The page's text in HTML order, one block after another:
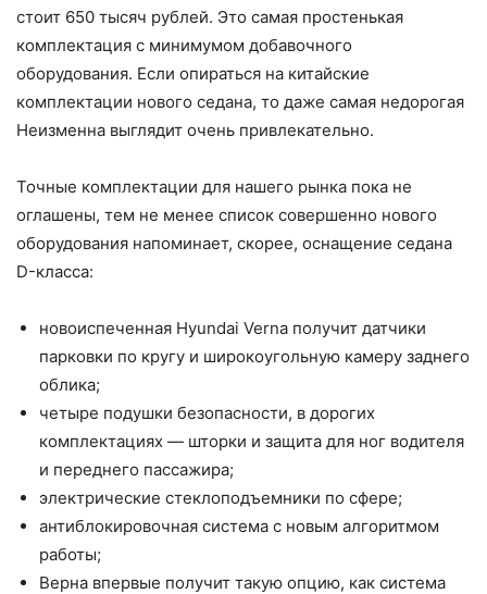
стоит 650 тысяч рублей. Это самая простенькая
комплектация с минимумом добавочного
оборудования. Если опираться на китайские
комплектации нового седана, то даже самая недорогая
Неизменна выглядит очень привлекательно.
Точные комплектации для нашего рынка пока не
оглашены, тем не менее список совершенно нового
оборудования напоминает, скорее, оснащение седана
D-класса:
новоиспеченная Hyundai Verna получит датчики
парковки по кругу и широкоугольную камеру заднего
облика;
четыре подушки безопасности, в дорогих
комплектациях — шторки и защита для ног водителя
и переднего пассажира;
электрические стеклоподъемники по сфере;
антиблокировочная система с новым алгоритмом
работы;
Верна впервые получит такую опцию, как система